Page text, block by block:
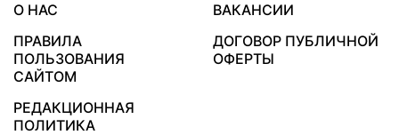
О НАС
ВАКАНСИИ
ПРАВИЛА
ПОЛЬЗОВАНИЯ
САЙТОМ
ДОГОВОР ПУБЛИЧНОЙ
ОФЕРТЫ
РЕДАКЦИОННАЯ
ПОЛИТИКА